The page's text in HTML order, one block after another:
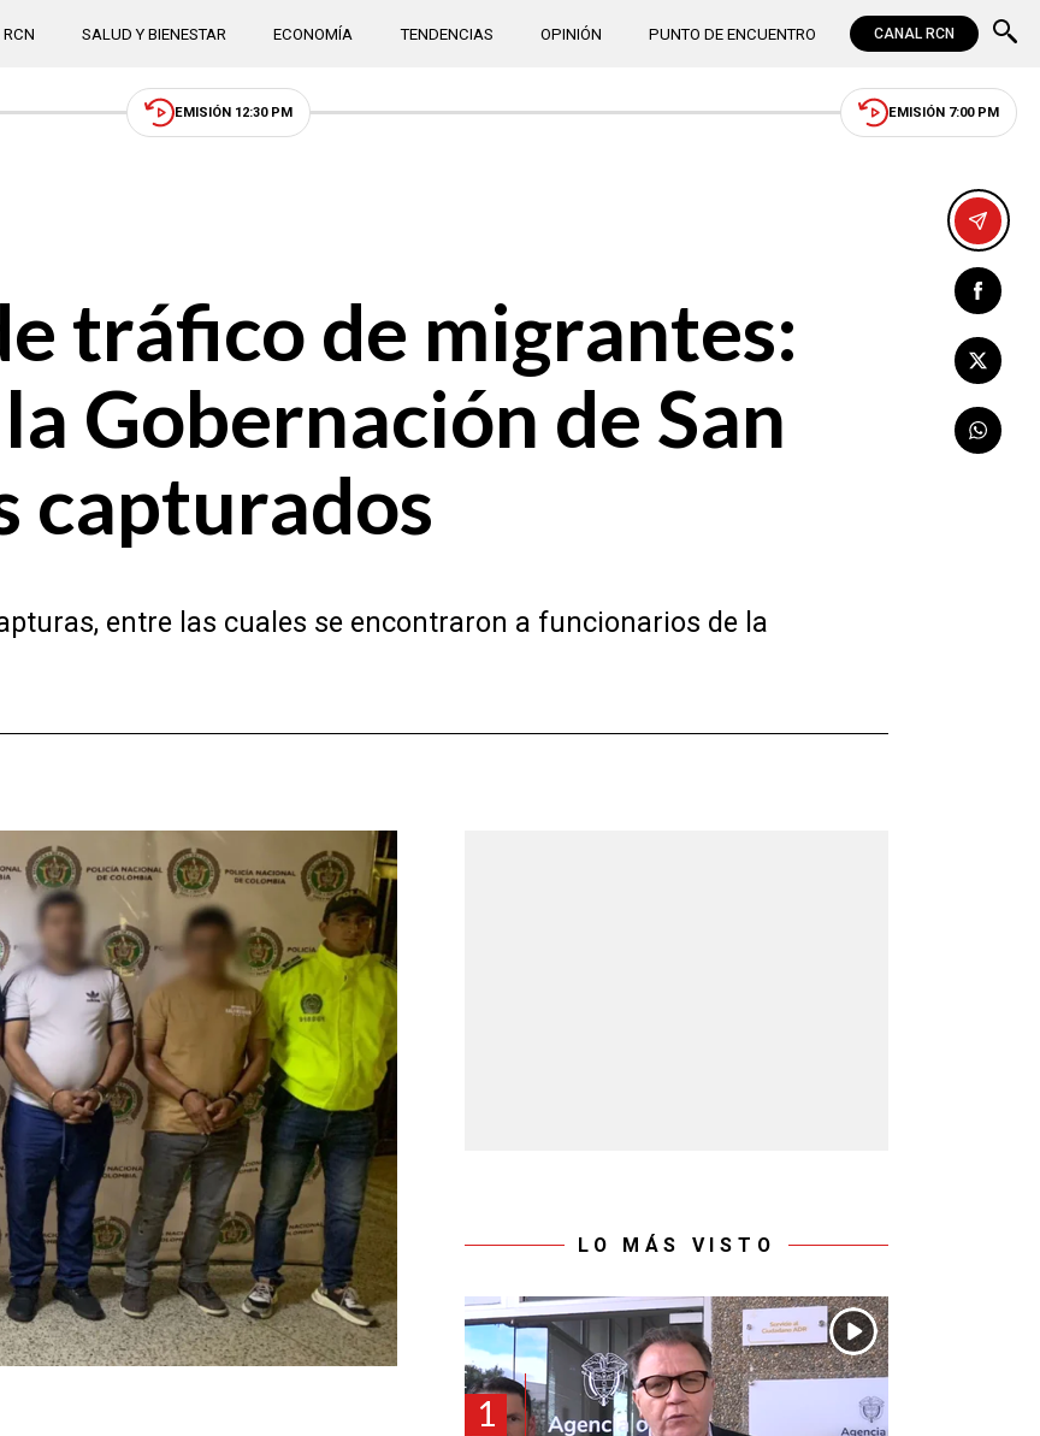
RCN SALUD Y BIENESTAR ECONOMÍA TENDENCIAS OPINIÓN PUNTO DE ENCUENTRO CANAL RCN
EMISIÓN 12:30 PM EMISIÓN 7:00 PM
tráfico de migrantes:
Gobernación de San
capturados
entre las cuales se encontraron a funcionarios de la
LO MÁS VISTO
1